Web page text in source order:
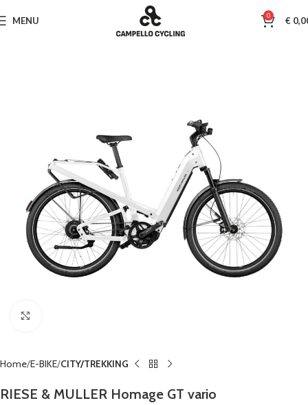
MENU 0 €
Home E-BIKE CITY/TREKKING
RIESE & MULLER Homage GT vario